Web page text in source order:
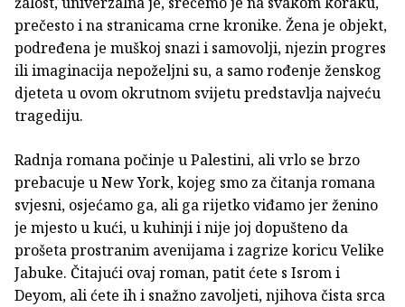
prečesto i na stranicama crne kronike. Žena je objekt,
podređena je muškoj snazi i samovolji, njezin progres
ili imaginacija nepoželjni su, a samo rođenje ženskog
djeteta u ovom okrutnom svijetu predstavlja najveću
tragediju.
Radnja romana počinje u Palestini, ali vrlo se brzo
prebacuje u New York, kojeg smo za čitanja romana
svjesni, osjećamo ga, ali ga rijetko viđamo jer ženino
je mjesto u kući, u kuhinji i nije joj dopušteno da
prošeta prostranim avenijama i zagrize koricu Velike
Jabuke. Čitajući ovaj roman, patit ćete s Isrom i
Deyom, ali ćete ih i snažno zavoljeti, njihova čista srca